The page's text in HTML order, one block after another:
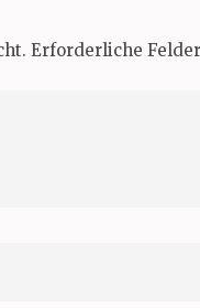
Erforderliche